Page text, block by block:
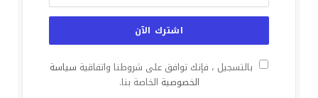
بالتسجيل ، فإنك توافق على شروطنا واتفاقية سياسة
الخصوصية الخاصة بنا.